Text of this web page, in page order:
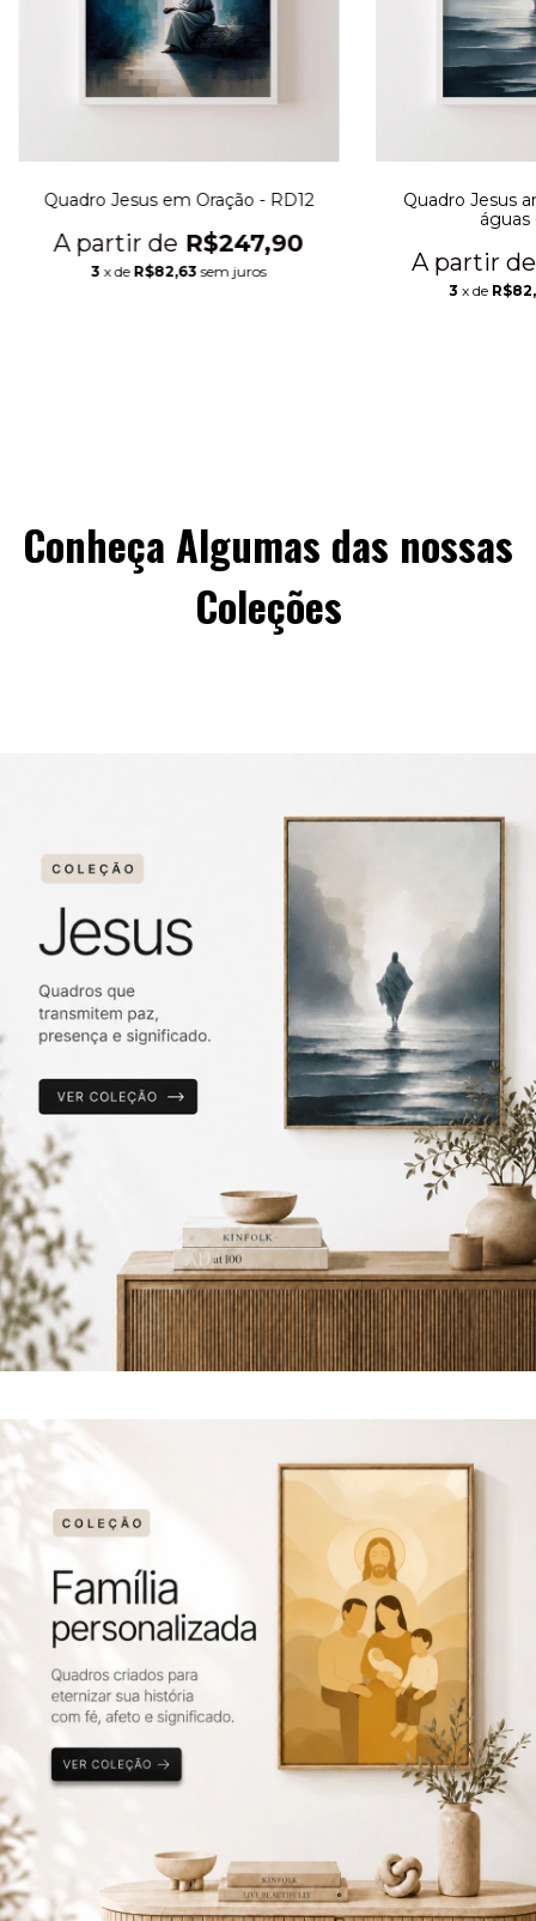
Quadro Jesus em Oração - RD12
R$247,90
3 x de R$82,63 sem juros
Quadro Jesus
águas
3 x de
Conheça Algumas das nossas
Coleções